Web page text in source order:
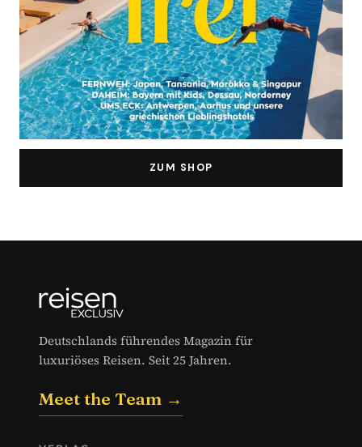
ZUM SHOP
Deutschlands führendes Magazin für
luxuriöses Reisen. Seit 25 Jahren.
Meet the Team →